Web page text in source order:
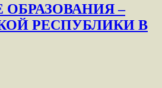
–
РЕСПУБЛИКИ В